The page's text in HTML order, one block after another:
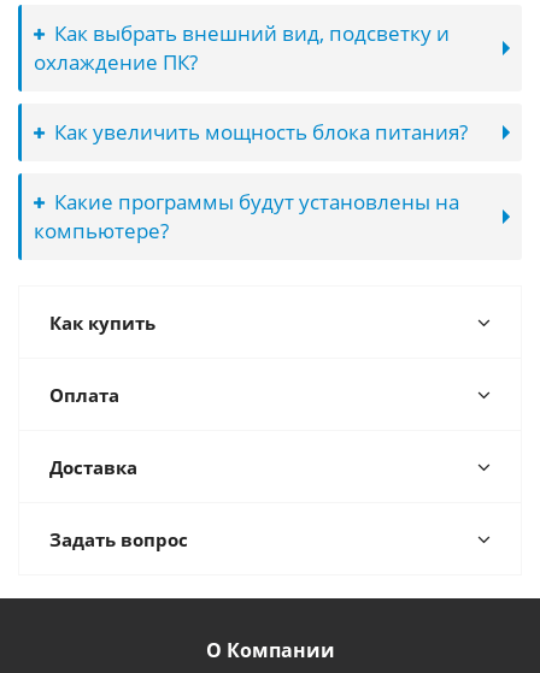
Как выбрать внешний вид, подсветку и
охлаждение ПК?
Как увеличить мощность блока питания?
Какие программы будут установлены на
компьютере?
Как купить
Оплата
Доставка
Задать вопрос
О Компании